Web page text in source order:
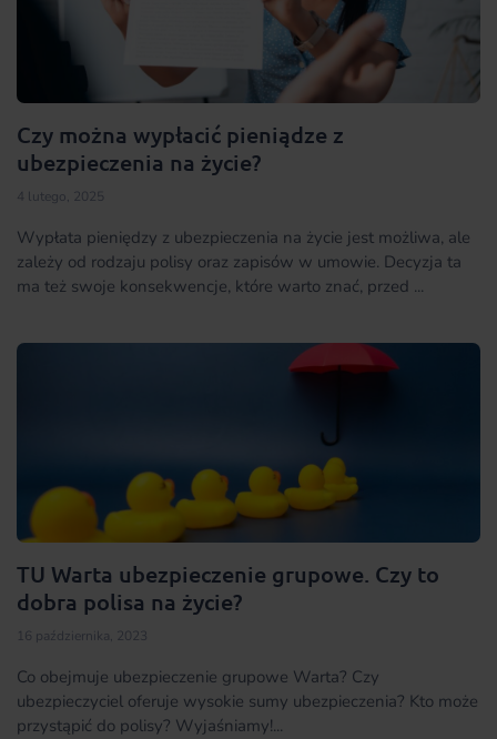
Czy można wypłacić pieniądze z
ubezpieczenia na życie?
4 lutego, 2025
Wypłata pieniędzy z ubezpieczenia na życie jest możliwa, ale
zależy od rodzaju polisy oraz zapisów w umowie. Decyzja ta
ma też swoje konsekwencje, które warto znać, przed ...
TU Warta ubezpieczenie grupowe. Czy to
dobra polisa na życie?
16 października, 2023
Co obejmuje ubezpieczenie grupowe Warta? Czy
ubezpieczyciel oferuje wysokie sumy ubezpieczenia? Kto może
przystąpić do polisy? Wyjaśniamy!...